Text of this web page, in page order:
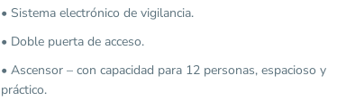
• Sistema electrónico de vigilancia.
• Doble puerta de acceso.
• Ascensor – con capacidad para 12 personas, espacioso y
práctico.